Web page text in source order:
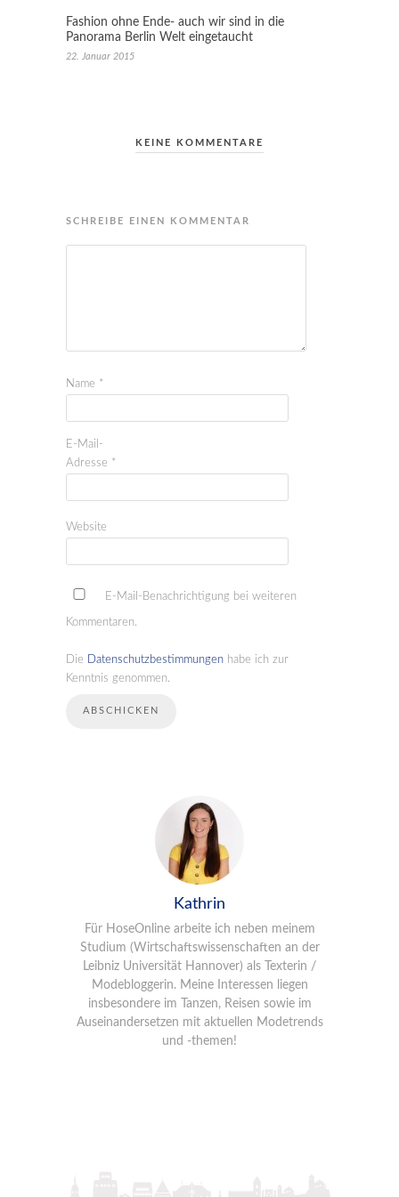
Fashion ohne Ende- auch wir sind in die
Panorama Berlin Welt eingetaucht
22. Januar 2015
KEINE KOMMENTARE
SCHREIBE EINEN KOMMENTAR
Name *
E-Mail-
Adresse *
Website
E-Mail-Benachrichtigung bei weiteren
Kommentaren.
Die Datenschutzbestimmungen habe ich zur
Kenntnis genommen.
Kathrin
Für HoseOnline arbeite ich neben meinem
Studium (Wirtschaftswissenschaften an der
Leibniz Universität Hannover) als Texterin /
Modebloggerin. Meine Interessen liegen
insbesondere im Tanzen, Reisen sowie im
Auseinandersetzen mit aktuellen Modetrends
und -themen!